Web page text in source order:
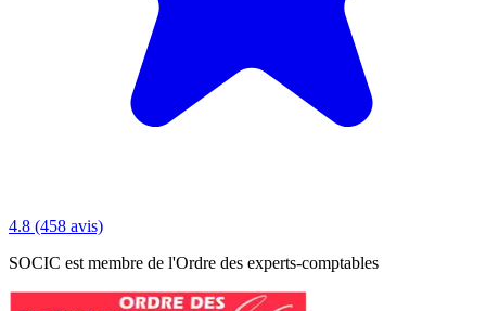
4.8 (458 avis)
SOCIC est membre de l'Ordre des experts-comptables